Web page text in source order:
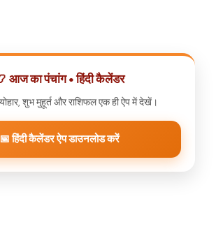
आज का पंचांग • हिंदी कैलेंडर
शुभ मुहूर्त और राशिफल एक ही ऐप में देखें।
📅 हिंदी कैलेंडर ऐप डाउनलोड करें